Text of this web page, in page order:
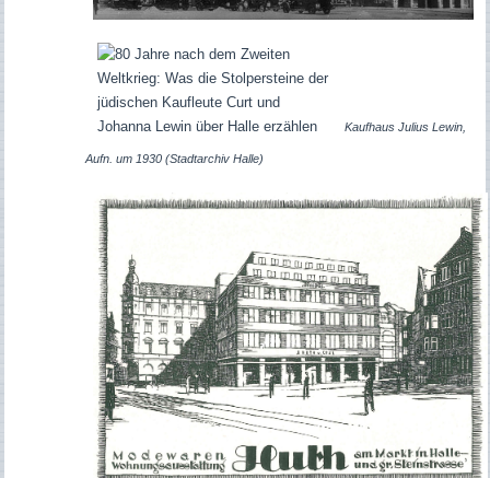
Kaufhaus Julius Lewin,
Aufn. um 1930 (Stadtarchiv Halle)